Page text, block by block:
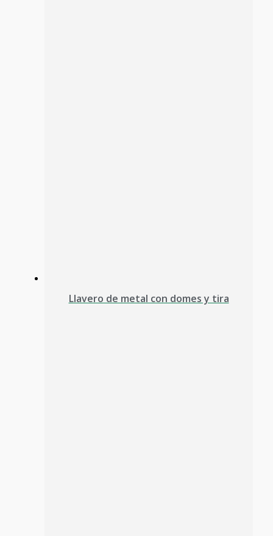
Llavero de metal con domes y tira